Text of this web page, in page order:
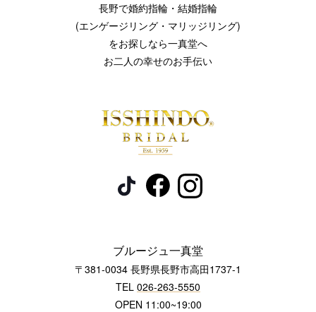
長野で婚約指輪・結婚指輪
(エンゲージリング・マリッジリング)
をお探しなら一真堂へ
お二人の幸せのお手伝い
ブルージュ一真堂
〒381-0034 長野県長野市高田1737-1
TEL 026-263-5550
OPEN 11:00~19:00